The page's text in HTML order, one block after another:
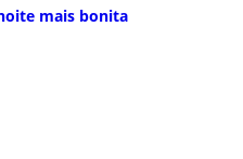
mais bonita